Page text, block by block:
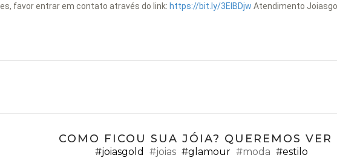
favor entrar em contato através do link: https://bit.ly/3EIBDjw Atendimento
COMO FICOU SUA JÓIA? QUEREMOS VER
#joiasgold #joias #glamour #moda #estilo